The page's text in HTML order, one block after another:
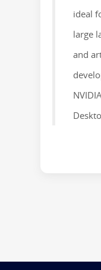
ideal
large
and